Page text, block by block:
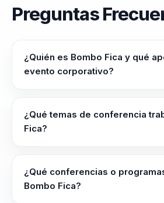
Preguntas
¿Quién es Bombo Fica y qué
evento corporativo?
responsables de equipos a alinear
criterio y liderar con claridad en
¿Qué temas de conferencia
Fica?
Efectiva, Humor Corporativo,
Liderazgo Inspirador, Resiliencia
¿Qué conferencias o
Bombo Fica?